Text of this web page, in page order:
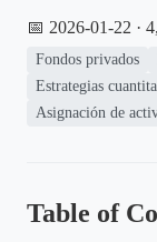
📅 2026-01-22 ·
Fondos privados
Estrategias
Asignación de
Table of